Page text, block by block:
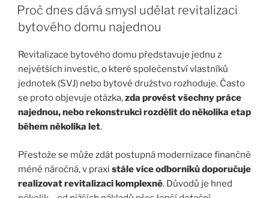
Proč dnes dává smysl udělat revitalizaci
bytového domu najednou
Revitalizace bytového domu představuje jednu z
největších investic, o které společenství vlastníků
jednotek (SVJ) nebo bytové družstvo rozhoduje. Často
se proto objevuje otázka,zda provést všechny práce
najednou, nebo rekonstrukci rozdělit do několika etap
během několika let.
Přestože se může zdát postupná modernizace finančně
méně náročná, v praxi stále více odborníků doporučuje
realizovat revitalizaci komplexně. Důvodů je hned